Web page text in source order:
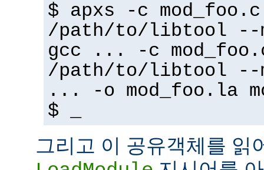
$ apxs -c mod_foo.c
/path/to/libtool --
gcc ... -c
/path/to/libtool --
... -o mod_foo.la
$ _
그리고 이 공유객체를 읽